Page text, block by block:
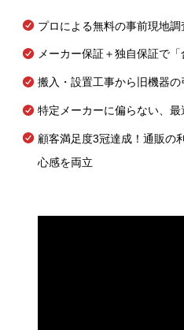
プロによる無料の事前現地調
メーカー保証＋独自保証で「
搬入・設置工事から旧機器
特定メーカーに偏らない、
顧客満足度3冠達成！通販の
心感を両立